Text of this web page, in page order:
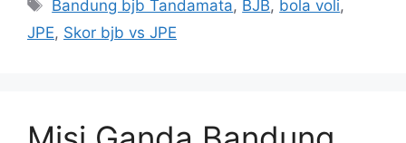
Bandung bjb Tandamata, BJB, bola voli,
JPE, Skor bjb vs JPE